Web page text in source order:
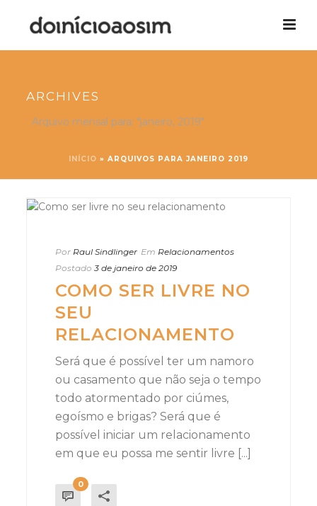
ARCHIVES
Arquivo mensal para: "janeiro, 2019"
INÍCIO » ARQUIVOS PARA JANEIRO 2019
Por Raul Sindlinger Em Relacionamentos
Postado 3 de janeiro de 2019
COMO SER LIVRE NO
SEU
RELACIONAMENTO
Será que é possível ter um namoro
ou casamento que não seja o tempo
todo atormentado por ciúmes,
egoísmo e brigas? Será que é
possível iniciar um relacionamento
em que eu possa me sentir livre [...]
0